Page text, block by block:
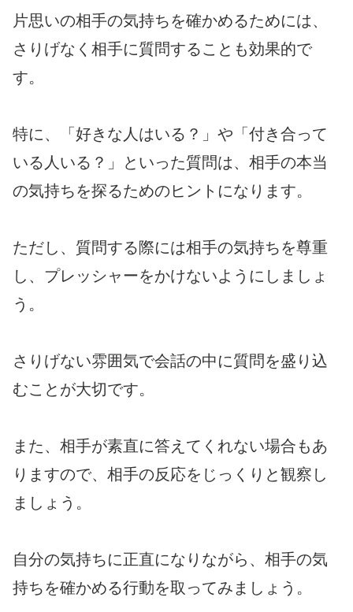
片思いの相手の気持ちを確かめるためには、
さりげなく相手に質問することも効果的で
す。
特に、「好きな人はいる？」や「付き合って
いる人いる？」といった質問は、相手の本当
の気持ちを探るためのヒントになります。
ただし、質問する際には相手の気持ちを尊重
し、プレッシャーをかけないようにしましょ
う。
さりげない雰囲気で会話の中に質問を盛り込
むことが大切です。
また、相手が素直に答えてくれない場合もあ
りますので、相手の反応をじっくりと観察し
ましょう。
自分の気持ちに正直になりながら、相手の気
持ちを確かめる行動を取ってみましょう。